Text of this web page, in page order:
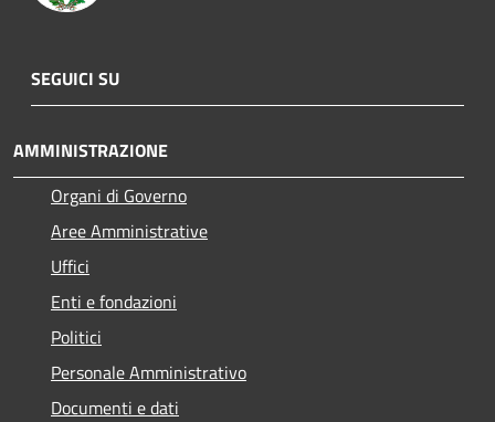
SEGUICI SU
AMMINISTRAZIONE
Organi di Governo
Aree Amministrative
Uffici
Enti e fondazioni
Politici
Personale Amministrativo
Documenti e dati